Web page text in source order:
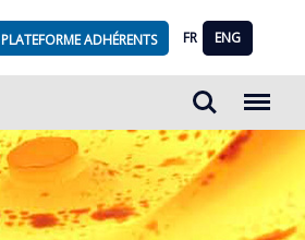
PLATEFORME ADHÉRENTS FR ENG
Rechercher...